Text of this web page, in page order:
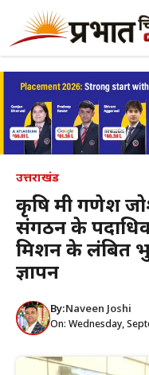
content
उत्तराखंड
कृषि मंत्री गणेश
संगठन के
मिशन के लंबित
ज्ञापन
By:Naveen Joshi
On: Wednesday,